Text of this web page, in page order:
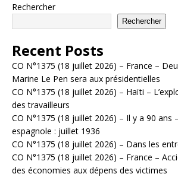
Rechercher
Rechercher
Recent Posts
CO N°1375 (18 juillet 2026) – France –
Marine Le Pen sera aux présidentielles
CO N°1375 (18 juillet 2026) – Haïti –
des travailleurs
CO N°1375 (18 juillet 2026) – Il y a 90 ans
espagnole : juillet 1936
CO N°1375 (18 juillet 2026) – Dans les
CO N°1375 (18 juillet 2026) – France –
des économies aux dépens des victimes